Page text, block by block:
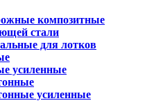
композитные
стали
для лотков
усиленные
усиленные